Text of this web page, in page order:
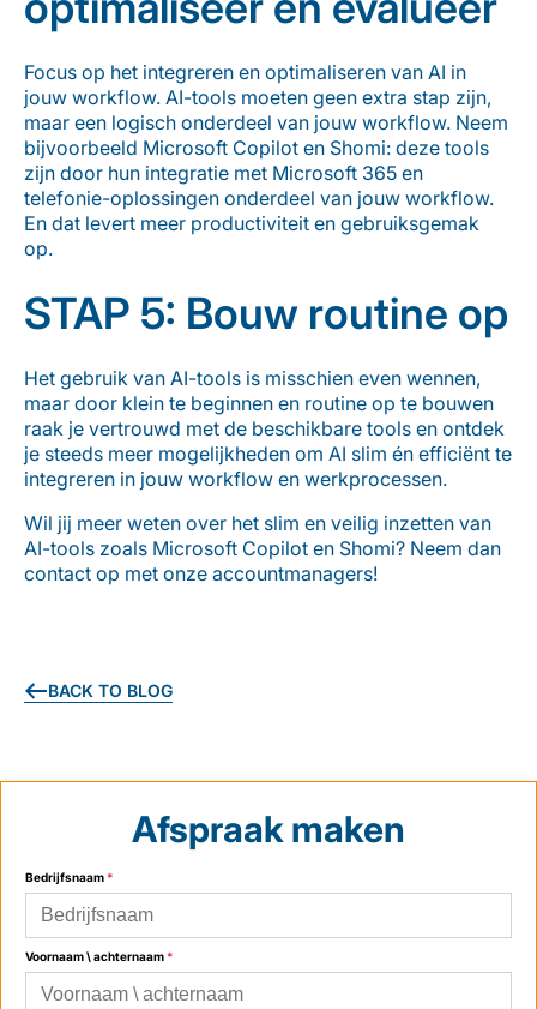
Focus op het integreren en optimaliseren van AI in
jouw workflow. AI-tools moeten geen extra stap zijn,
maar een logisch onderdeel van jouw workflow. Neem
bijvoorbeeld Microsoft Copilot en Shomi: deze tools
zijn door hun integratie met Microsoft 365 en
telefonie-oplossingen onderdeel van jouw workflow.
En dat levert meer productiviteit en gebruiksgemak
op.
STAP 5: Bouw routine op
Het gebruik van AI-tools is misschien even wennen,
maar door klein te beginnen en routine op te bouwen
raak je vertrouwd met de beschikbare tools en ontdek
je steeds meer mogelijkheden om AI slim én efficiënt te
integreren in jouw workflow en werkprocessen.
Wil jij meer weten over het slim en veilig inzetten van
AI-tools zoals Microsoft Copilot en Shomi? Neem dan
contact op met onze accountmanagers!
BACK TO BLOG
Afspraak maken
Bedrijfsnaam *
Voornaam \ achternaam *